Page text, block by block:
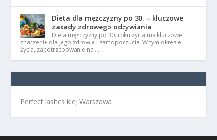
Dieta dla mężczyzny po 30. – kluczowe
zasady zdrowego odżywiania
Dieta mężczyzny po 30. roku życia ma kluczowe
znaczenie dla jego zdrowia i samopoczucia. W tym okresie
życia, zapotrzebowanie na …
Perfect lashes klej Warszawa